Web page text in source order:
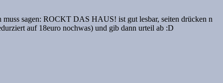
muss sagen: ROCKT DAS HAUS! ist gut lesbar, seiten drücken n
auf 18euro nochwas) und gib dann urteil ab :D